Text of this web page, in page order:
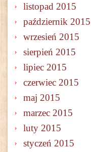
listopad 2015
październik 2015
wrzesień 2015
sierpień 2015
lipiec 2015
czerwiec 2015
maj 2015
marzec 2015
luty 2015
styczeń 2015